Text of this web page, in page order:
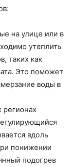
на улице или в
утеплить
таких как
Это поможет
воды в
регионах
вдоль
понижении
подогрев